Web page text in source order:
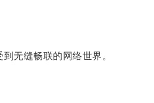
无缝畅联的网络世界。